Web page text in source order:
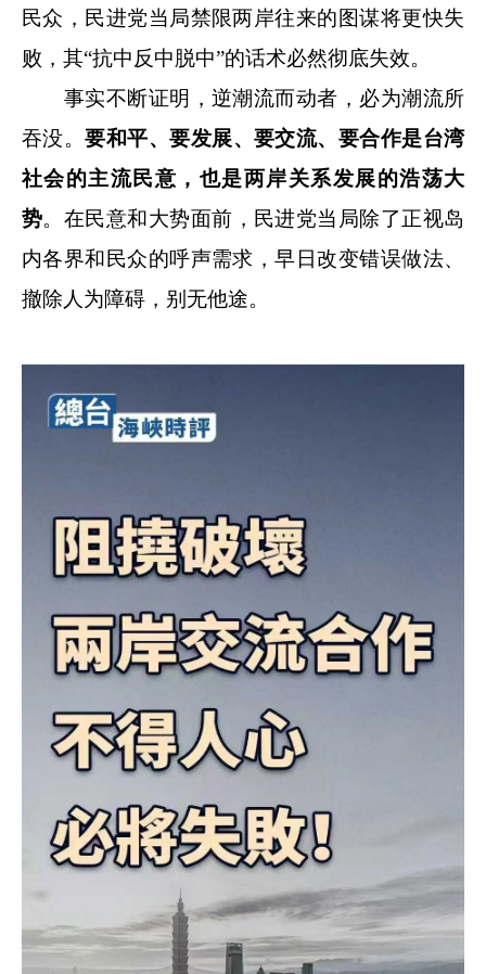
民众，民进党当局禁限两岸往来的图谋将更快失
败，其“抗中反中脱中”的话术必然彻底失效。
事实不断证明，逆潮流而动者，必为潮流所
吞没。要和平、要发展、要交流、要合作是台湾
社会的主流民意，也是两岸关系发展的浩荡大
势。在民意和大势面前，民进党当局除了正视岛
内各界和民众的呼声需求，早日改变错误做法、
撤除人为障碍，别无他途。